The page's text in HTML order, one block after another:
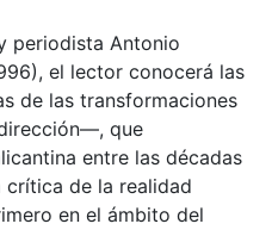
periodista Antonio
el lector conocerá las
de las transformaciones
que
entre las décadas
crítica de la realidad
en el ámbito del